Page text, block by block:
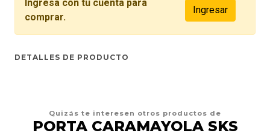
Ingresa con tu cuenta para
comprar.
Ingresar
DETALLES DE PRODUCTO
Quizás te interesen otros productos de
PORTA CARAMAYOLA SKS